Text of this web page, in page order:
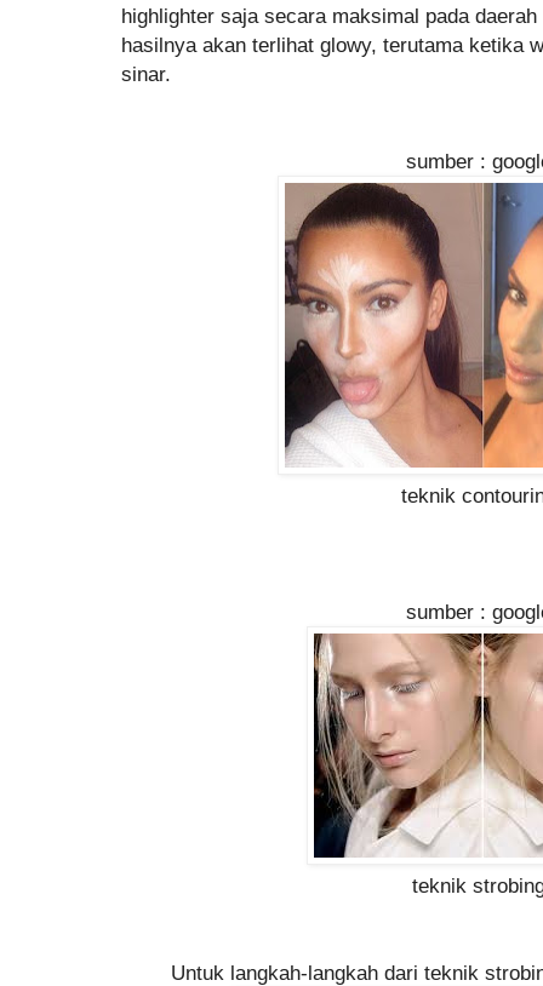
highlighter saja secara maksimal pada
hasilnya akan terlihat glowy, terutama ketika
sinar.
sumber :
teknik
sumber :
teknik
Untuk langkah-langkah dari teknik